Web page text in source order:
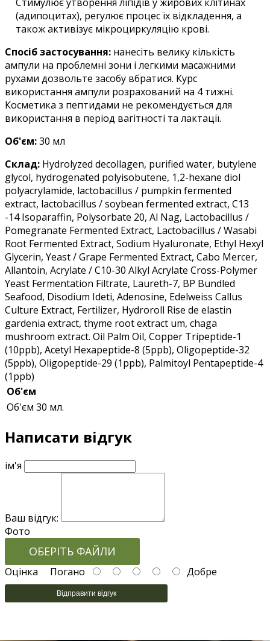
(адипоцитах), регулює процес їх відкладення, а
також активізує мікроциркуляцію крові.
Спосіб застосування: нанесіть велику кількість
ампули на проблемні зони і легкими масажними
рухами дозвольте засобу вбратися. Курс
використання ампули розрахований на 4 тижні.
Косметика з пептидами не рекомендується для
використання в період вагітності та лактації.
Об'єм:30 мл
Склад: Hydrolyzed decollagen, purified water, butylene
glycol, hydrogenated polyisobutene, 1,2-hexane diol
polyacrylamide, lactobacillus / pumpkin fermented
extract, lactobacillus / soybean fermented extract, C13
-14 Isoparaffin, Polysorbate 20, Al Nag, Lactobacillus /
Pomegranate Fermented Extract, Lactobacillus / Wasabi
Root Fermented Extract, Sodium Hyaluronate, Ethyl Hexyl
Glycerin, Yeast / Grape Fermented Extract, Cabo Mercer,
Allantoin, Acrylate / C10-30 Alkyl Acrylate Cross-Polymer
Yeast Fermentation Filtrate, Laureth-7, BP Bundled
Seafood, Disodium Ideti, Adenosine, Edelweiss Callus
Culture Extract, Fertilizer, Hydroroll Rise de elastin
gardenia extract, thyme root extract um, chaga
mushroom extract. Oil Palm Oil, Copper Tripeptide-1
(10ppb), Acetyl Hexapeptide-8 (5ppb), Oligopeptide-32
(5ppb), Oligopeptide-29 (1ppb), Palmitoyl Pentapeptide-4
(1ppb)
Об'єм
Об'єм 30 мл.
Написати відгук
ім'я
Ваш відгук:
Фото
ОБЕРІТЬ ФАЙЛИ
Оцінка Погано Добре
Відправити відгук